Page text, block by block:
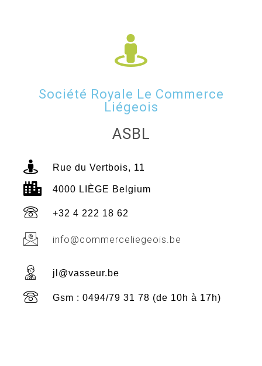
Société Royale Le Commerce
Liégeois
ASBL
Rue du Vertbois, 11
4000 LIÈGE Belgium
+32 4 222 18 62
info@commerceliegeois.be
jl@vasseur.be
Gsm : 0494/79 31 78 (de 10h à 17h)